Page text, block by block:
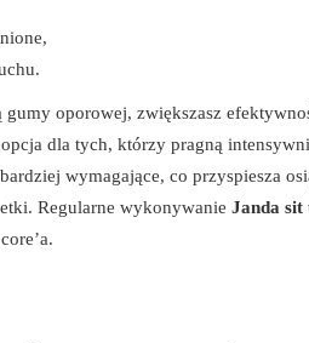
gumy oporowej, zwiększasz
dla tych, którzy pragną
wymagające, co przyspiesza
Regularne wykonywanie Janda sit